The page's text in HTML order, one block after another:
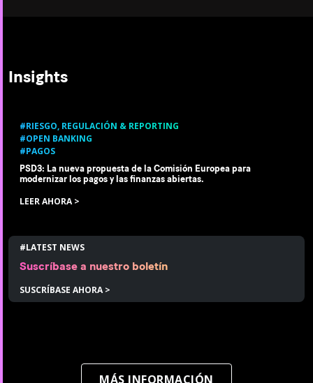
Insights
#RIESGO, REGULACIÓN & REPORTING
#OPEN BANKING
#PAGOS
PSD3: La nueva propuesta de la Comisión Europea para
modernizar los pagos y las finanzas abiertas.
LEER AHORA >
#LATEST NEWS
Suscríbase a nuestro boletín
SUSCRÍBASE AHORA >
MÁS INFORMACIÓN